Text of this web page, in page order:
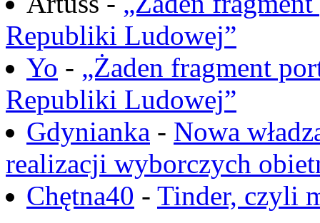
Republiki Ludowej”
Yo - „Żaden fragment
Republiki Ludowej”
Gdynianka - Nowa
realizacji wyborczych
Chętna40 - Tinder, czyli